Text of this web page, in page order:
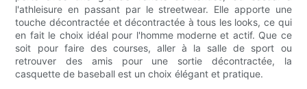
l'athleisure en passant par le streetwear. Elle apporte une
touche décontractée et décontractée à tous les looks, ce qui
en fait le choix idéal pour l'homme moderne et actif. Que ce
soit pour faire des courses, aller à la salle de sport ou
retrouver des amis pour une sortie décontractée, la
casquette de baseball est un choix élégant et pratique.